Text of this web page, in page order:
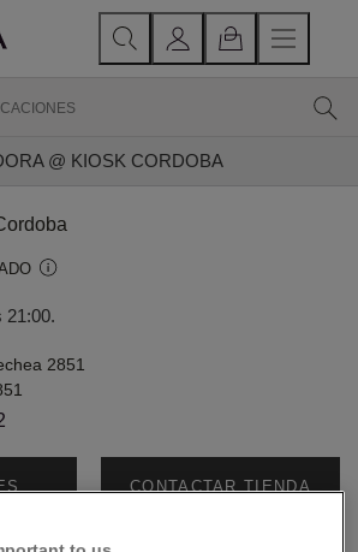
@ KIOSK CORDOBA
21:00.
2851
CONTACTAR TIENDA